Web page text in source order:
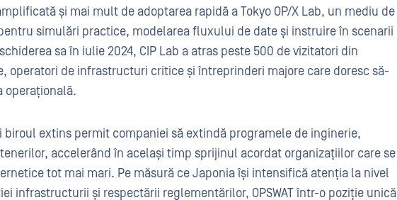
și mai mult de adoptarea rapidă a Tokyo OP/X Lab, un mediu de
simulări practice, modelarea fluxului de date și instruire în scenarii
sa în iulie 2024, CIP Lab a atras peste 500 de vizitatori din
operatori de infrastructuri critice și întreprinderi majore care doresc să-
operațională.
biroul extins permit companiei să extindă programele de inginerie,
accelerând în același timp sprijinul acordat organizațiilor care se
tot mai mari. Pe măsură ce Japonia își intensifică atenția la nivel
infrastructurii și respectării reglementărilor, OPSWAT într-o poziție unică